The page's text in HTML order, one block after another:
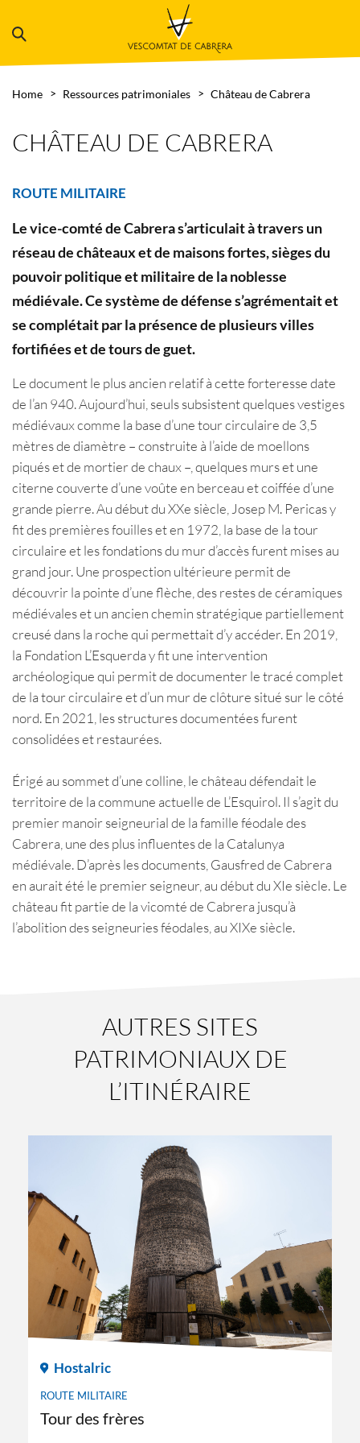
Home Ressources patrimoniales Château de Cabrera
CHÂTEAU DE CABRERA
ROUTE MILITAIRE
Le vice-comté de Cabrera s’articulait à travers un
réseau de châteaux et de maisons fortes, sièges du
pouvoir politique et militaire de la noblesse
médiévale. Ce système de défense s’agrémentait et
se complétait par la présence de plusieurs villes
fortifiées et de tours de guet.
Le document le plus ancien relatif à cette forteresse date
de l’an 940. Aujourd’hui, seuls subsistent quelques vestiges
médiévaux comme la base d’une tour circulaire de 3,5
mètres de diamètre – construite à l’aide de moellons
piqués et de mortier de chaux –, quelques murs et une
citerne couverte d’une voûte en berceau et coiffée d’une
grande pierre. Au début du XXe siècle, Josep M. Pericas y
fit des premières fouilles et en 1972, la base de la tour
circulaire et les fondations du mur d’accès furent mises au
grand jour. Une prospection ultérieure permit de
découvrir la pointe d’une flèche, des restes de céramiques
médiévales et un ancien chemin stratégique partiellement
creusé dans la roche qui permettait d’y accéder. En 2019,
la Fondation L’Esquerda y fit une intervention
archéologique qui permit de documenter le tracé complet
de la tour circulaire et d’un mur de clôture situé sur le côté
nord. En 2021, les structures documentées furent
consolidées et restaurées.
Érigé au sommet d’une colline, le château défendait le
territoire de la commune actuelle de L’Esquirol. Il s’agit du
premier manoir seigneurial de la famille féodale des
Cabrera, une des plus influentes de la Catalunya
médiévale. D’après les documents, Gausfred de Cabrera
en aurait été le premier seigneur, au début du XIe siècle. Le
château fit partie de la vicomté de Cabrera jusqu’à
l’abolition des seigneuries féodales, au XIXe siècle.
AUTRES SITES
PATRIMONIAUX DE
L’ITINÉRAIRE
Hostalric
ROUTE MILITAIRE
Tour des frères